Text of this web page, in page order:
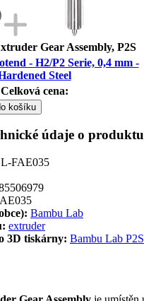
Gear Assembly, P2S
- H2/P2 Serie, 0,4 mm -
Steel
Celková cena:
košíku
údaje o produktu
FAE035
Bambu Lab
extruder
3D tiskárny: Bambu Lab P2S